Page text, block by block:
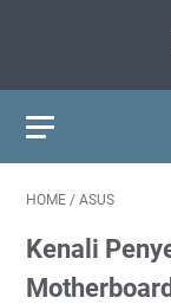
HOME / ASUS
Kenali